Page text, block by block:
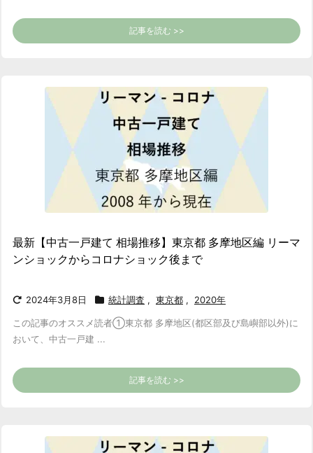
記事を読む >>
最新【中古一戸建て 相場推移】東京都 多摩地区編 リーマ
ンショックからコロナショック後まで
2024年3月8日 統計調査 , 東京都 , 2020年
この記事のオススメ読者①東京都 多摩地区(都区部及び島嶼部以外)に
おいて、中古一戸建 ...
記事を読む >>